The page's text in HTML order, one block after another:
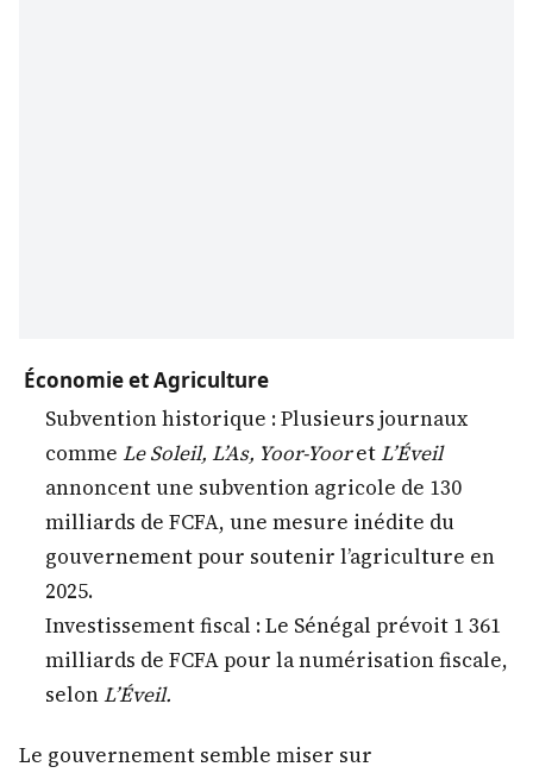
Économie et Agriculture
Subvention historique : Plusieurs journaux
comme Le Soleil, L’As, Yoor-YooretL’Éveil
annoncent une subvention agricole de 130
milliards de FCFA, une mesure inédite du
gouvernement pour soutenir l’agriculture en
2025.
Investissement fiscal : Le Sénégal prévoit 1 361
milliards de FCFA pour la numérisation fiscale,
selonL’Éveil.
Le gouvernement semble miser sur